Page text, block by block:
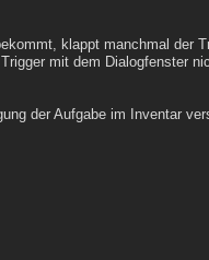
klappt manchmal der
mit dem Dialogfenster
der Aufgabe im Inventar